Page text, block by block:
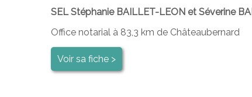
SEL Stéphanie BAILLET-LEON et Séverine
Office notarial à 83,3 km de Châteaubernard
Voir sa fiche >